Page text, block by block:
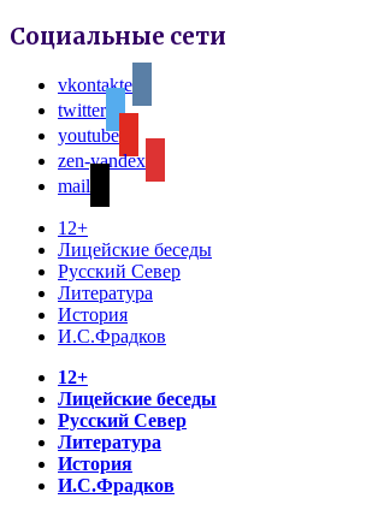
Социальные сети
vkontakte
twitter
youtube
zen-yandex
mail
12+
Лицейские беседы
Русский Север
Литература
История
И.С.Фрадков
12+
Лицейские беседы
Русский Север
Литература
История
И.С.Фрадков